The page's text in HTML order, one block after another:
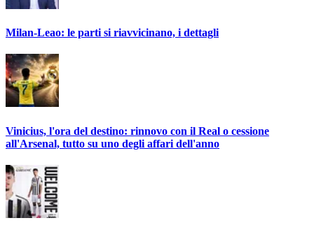
Milan-Leao: le parti si riavvicinano, i dettagli
Vinicius, l'ora del destino: rinnovo con il Real o cessione
all'Arsenal, tutto su uno degli affari dell'anno